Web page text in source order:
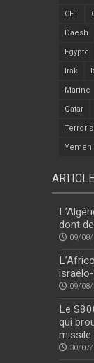
CFT
Daesh
Egypte
Irak
Marine
Qatar
Yemen
dont
09/08/
09/08/
Le
qui
missile
30/07/